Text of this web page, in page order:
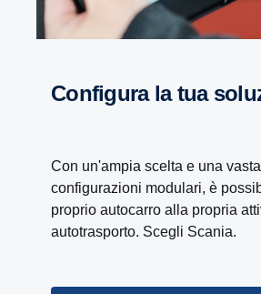
Configura la tua
Con un'ampia scelta e una
configurazioni modulari, è
proprio autocarro alla propria
autotrasporto. Scegli Scania.